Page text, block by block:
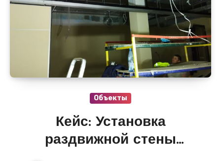
Объекты
Кейс: Установка
раздвижной стены
бежевого цвета в офисе